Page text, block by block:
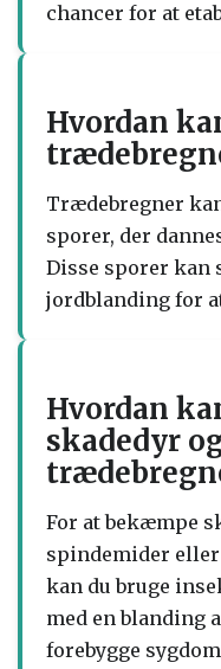
chancer for at
Hvordan
Trædebregner
sporer, der
Disse sporer kan
jordblanding for
Hvordan
skadedyr
For at bekæmpe
spindemider
kan du bruge
med en blanding
forebygge